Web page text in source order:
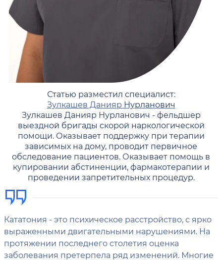
Статью разместил специалист:
Зулкашев Данияр Нурланович
Зулкашев Данияр Нурланович - фельдшер
выездной бригады скорой наркологической
помощи. Оказывает поддержку при терапии
зависимых на дому, проводит первичное
обследование пациентов. Оказывает помощь в
купировании абстиненции, фармакотерапии и
проведении запретительных процедур.
Кататония - это психическое расстройство, с ярко
выраженными двигательными нарушениями. На
протяжении последнего столетия оценка
заболевания претерпела ряд изменений. Многие